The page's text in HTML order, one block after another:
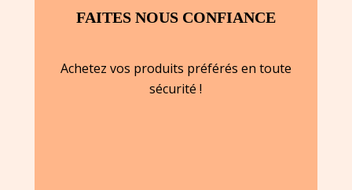
FAITES NOUS CONFIANCE
Achetez vos produits préférés en toute
sécurité !